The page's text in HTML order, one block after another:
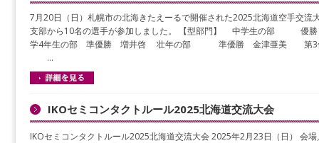
7月20日（日）札幌市の北海きたえーるで開催された2025北海道空手交流
支部から10名の選手が参加しました。 【型部門】 中学生の部 優
学4年生の部 準優勝 増井啓 壮年の部 準優勝 金津亜美 第3
…
IKOセミコンタクトルール2025北海道交流大会
IKOセミコンタクトルール2025北海道交流大会 2025年2月23日（日） 会